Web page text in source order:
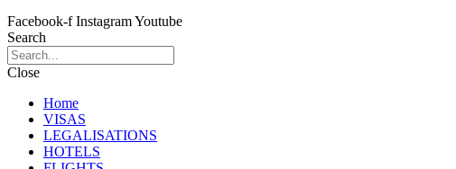
Facebook-f InstagramYoutube
Search
Close
Home
VISAS
LEGALISATIONS
HOTELS